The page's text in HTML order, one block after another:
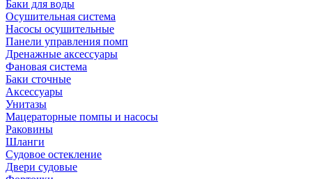
Баки для воды
Осушительная система
Насосы осушительные
Панели управления помп
Дренажные аксессуары
Фановая система
Баки сточные
Аксессуары
Унитазы
Мацераторные помпы и насосы
Раковины
Шланги
Судовое остекление
Двери судовые